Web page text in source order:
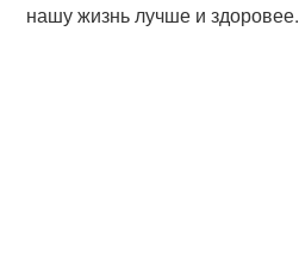
нашу жизнь лучше и здоровее.